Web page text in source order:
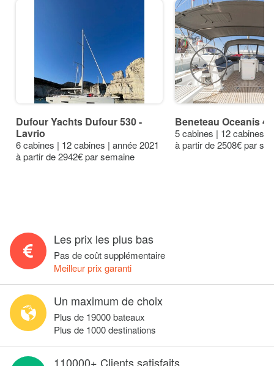
Dufour Yachts Dufour 530 -
Lavrio
6 cabines | 12 cabines | année 2021
à partir de 2942€ par semaine
Beneteau Oceanis
5 cabines | 12 cabines |
à partir de 2508€ par
Les prix les plus bas
Pas de coût supplémentaire
Meilleur prix garanti
Un maximum de choix
Plus de 19000 bateaux
Plus de 1000 destinations
110000+ Clients satisfaits